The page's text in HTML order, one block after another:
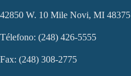
42850 W. 10 Mile Novi, MI 48375
Télefono: (248) 426-5555
Fax: (248) 308-2775